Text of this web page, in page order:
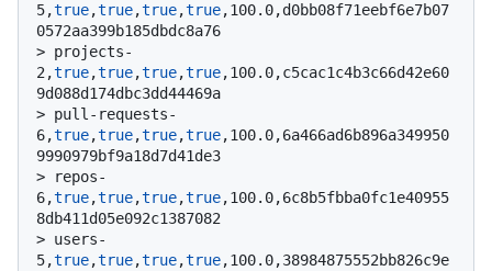
5,true,true,true,true,100.0,d0bb08f71eebf6e7b07
0572aa399b185dbdc8a76
> projects-
2,true,true,true,true,100.0,c5cac1c4b3c66d42e60
9d088d174dbc3dd44469a
> pull-requests-
6,true,true,true,true,100.0,6a466ad6b896a349950
9990979bf9a18d7d41de3
>
repos-
6,true,true,true,true,100.0,6c8b5fbba0fc1e40955
8db411d05e092c1387082
> users-
5,true,true,true,true,100.0,38984875552bb826c9e